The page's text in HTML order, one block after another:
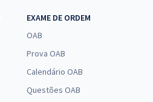
EXAME DE ORDEM
OAB
Prova OAB
Calendário OAB
Questões OAB